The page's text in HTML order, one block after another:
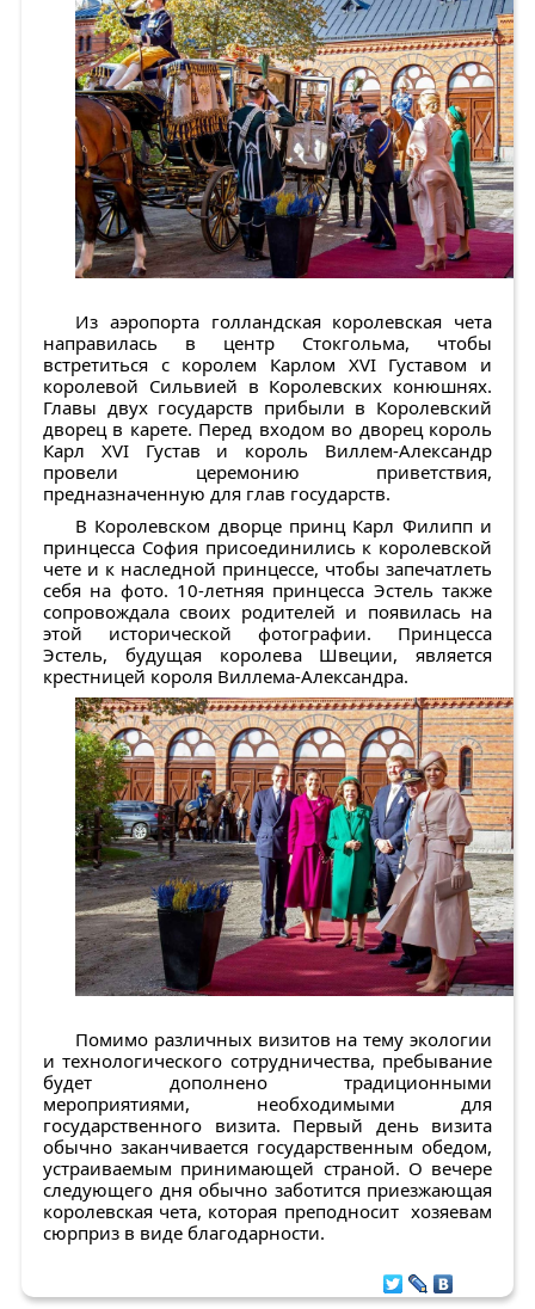
Из аэропорта голландская королевская чета
направилась в центр Стокгольма, чтобы
встретиться с королем Карлом XVI Густавом и
королевой Сильвией в Королевских конюшнях.
Главы двух государств прибыли в Королевский
дворец в карете. Перед входом во дворец король
Карл XVI Густав и король Виллем-Александр
провели церемонию приветствия,
предназначенную для глав государств.
В Королевском дворце принц Карл Филипп и
принцесса София присоединились к королевской
чете и к наследной принцессе, чтобы запечатлеть
себя на фото. 10-летняя принцесса Эстель также
сопровождала своих родителей и появилась на
этой исторической фотографии. Принцесса
Эстель, будущая королева Швеции, является
крестницей короля Виллема-Александра.
Помимо различных визитов на тему экологии
и технологического сотрудничества, пребывание
будет дополнено традиционными
мероприятиями, необходимыми для
государственного визита. Первый день визита
обычно заканчивается государственным обедом,
устраиваемым принимающей страной. О вечере
следующего дня обычно заботится приезжающая
королевская чета, которая преподносит хозяевам
сюрприз в виде благодарности.